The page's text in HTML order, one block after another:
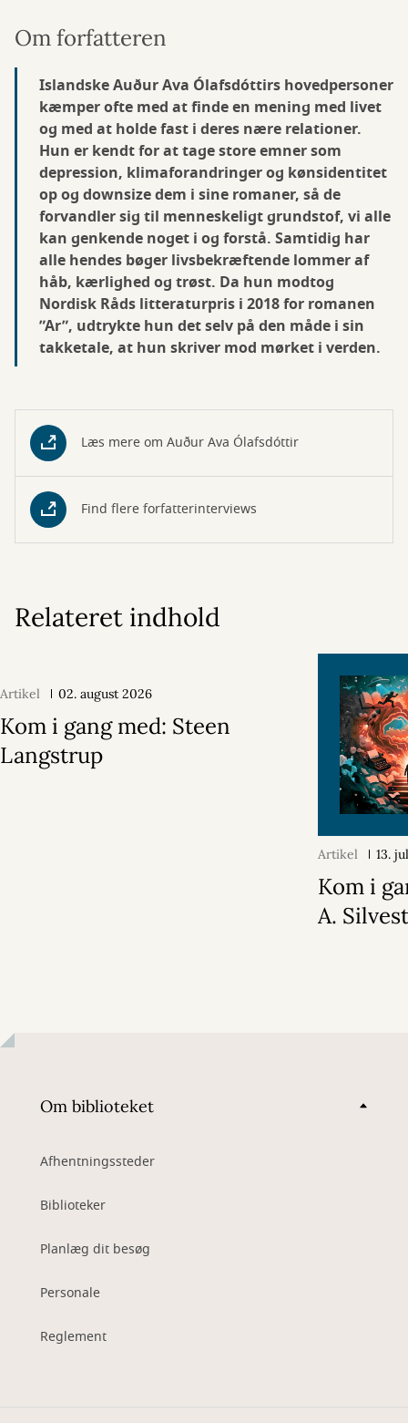
Om forfatteren
Islandske Auður Ava Ólafsdóttirs hovedpersoner
kæmper ofte med at finde en mening med livet
og med at holde fast i deres nære relationer.
Hun er kendt for at tage store emner som
depression, klimaforandringer og kønsidentitet
op og downsize dem i sine romaner, så de
forvandler sig til menneskeligt grundstof, vi alle
kan genkende noget i og forstå. Samtidig har
alle hendes bøger livsbekræftende lommer af
håb, kærlighed og trøst. Da hun modtog
Nordisk Råds litteraturpris i 2018 for romanen
”Ar”, udtrykte hun det selv på den måde i sin
takketale, at hun skriver mod mørket i verden.
Læs mere om Auður Ava Ólafsdóttir
Find flere forfatterinterviews
Relateret indhold
Artikel 02. august 2026
Kom i gang med: Steen
Langstrup
Artikel 13.
Kom i
A.
Om biblioteket
Afhentningssteder
Biblioteker
Planlæg dit besøg
Personale
Reglement